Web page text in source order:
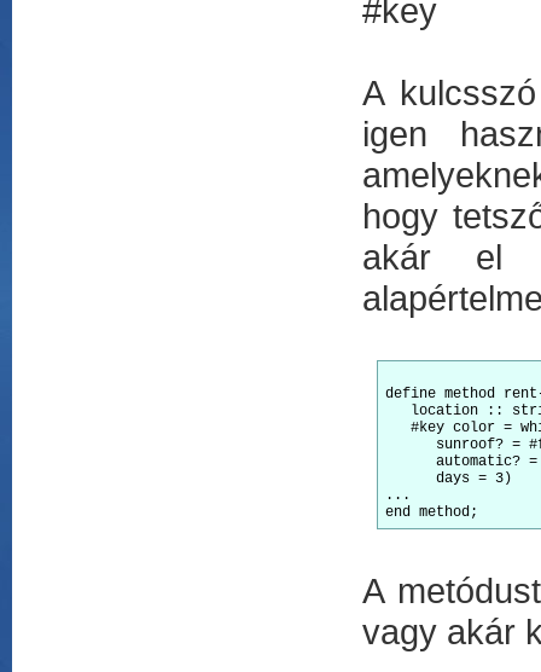
#key
A
igen
hogy
akár el
define method
location ::
#key color =
sunroof? =
automatic?
days = 3)
...
A
vagy akár